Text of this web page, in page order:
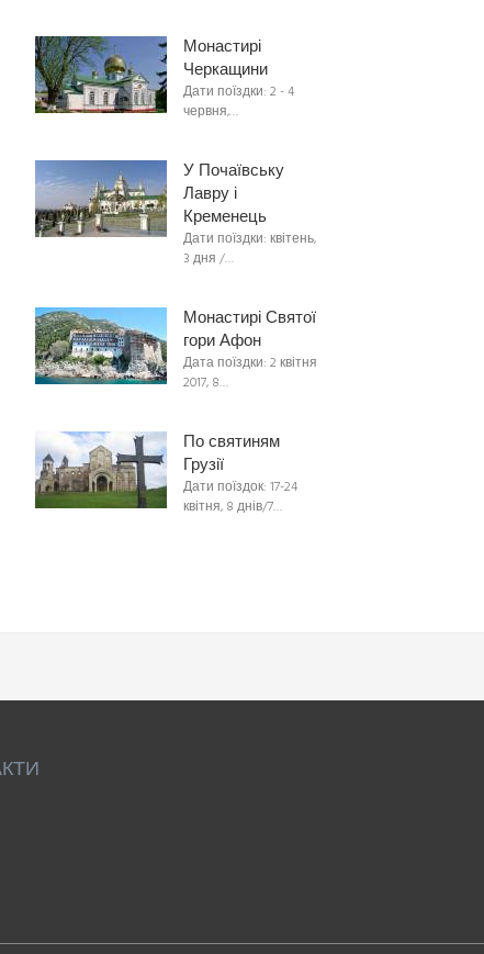
Монастирі
Черкащини
Дати поїздки: 2 - 4
червня,…
У Почаївську
Лавру і
Кременець
Дати поїздки: квітень,
3 дня /…
Монастирі Святої
гори Афон
Дата поїздки: 2 квітня
2017, 8…
По святиням
Грузії
Дати поїздок: 17-24
квітня, 8 днів/7…